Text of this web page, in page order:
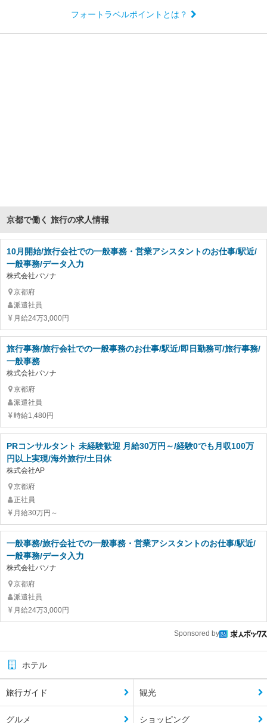
フォートラベルポイントとは？
京都で働く 旅行の求人情報
10月開始/旅行会社での一般事務・営業アシスタントのお仕事/駅近/
一般事務/データ入力
株式会社パソナ
京都府
派遣社員
月給24万3,000円
旅行事務/旅行会社での一般事務のお仕事/駅近/即日勤務可/旅行事務/
一般事務
株式会社パソナ
京都府
派遣社員
時給1,480円
PRコンサルタント 未経験歓迎 月給30万円～/経験0でも月収100万
円以上実現/海外旅行/土日休
株式会社AP
京都府
正社員
月給30万円～
一般事務/旅行会社での一般事務・営業アシスタントのお仕事/駅近/
一般事務/データ入力
株式会社パソナ
京都府
派遣社員
月給24万3,000円
Sponsored by
ホテル
旅行ガイド 観光
グルメ ショッピング